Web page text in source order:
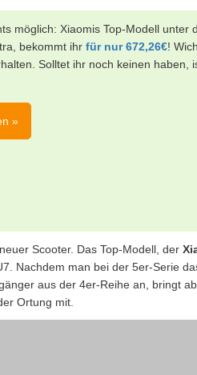
möglich: Xiaomis Top-Modell unter
bekommt ihr für nur 672,26€!
Solltet ihr noch keinen haben,
»
Scooter. Das Top-Modell, der
Nachdem man bei der 5er-Serie
aus der 4er-Reihe an, bringt
Ortung mit.